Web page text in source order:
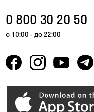
0 800 30 20 50
с 10:00 - до 22:00